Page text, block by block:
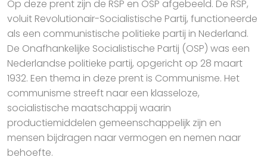
Op deze prent zijn de RSP en OSP afgebeeld. De RSP,
voluit Revolutionair-Socialistische Partij, functioneerde
als een communistische politieke partij in Nederland.
De Onafhankelijke Socialistische Partij (OSP) was een
Nederlandse politieke partij, opgericht op 28 maart
1932. Een thema in deze prent is Communisme. Het
communisme streeft naar een klasseloze,
socialistische maatschappij waarin
productiemiddelen gemeenschappelijk zijn en
mensen bijdragen naar vermogen en nemen naar
behoefte.